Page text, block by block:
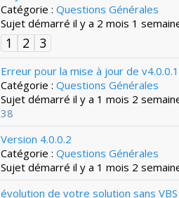
Catégorie : Questions Générales
Sujet démarré il y a 2 mois 1
1 2 3
Erreur pour la mise à jour de
Catégorie : Questions Générales
Sujet démarré il y a 1 mois 2
38
Version 4.0.0.2
Catégorie : Questions Générales
Sujet démarré il y a 1 mois 2
évolution de votre solution sans VBS